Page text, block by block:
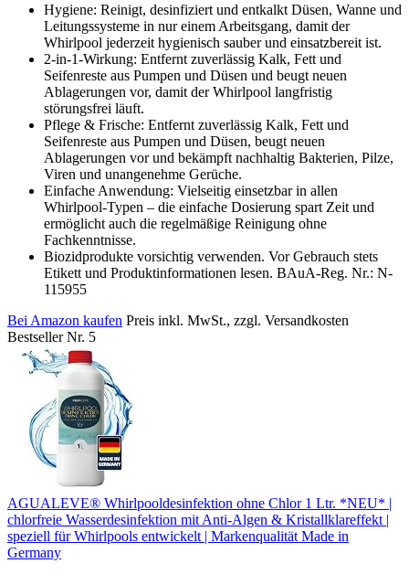
Hygiene: Reinigt, desinfiziert und entkalkt Düsen, Wanne und
Leitungssysteme in nur einem Arbeitsgang, damit der
Whirlpool jederzeit hygienisch sauber und einsatzbereit ist.
2-in-1-Wirkung: Entfernt zuverlässig Kalk, Fett und
Seifenreste aus Pumpen und Düsen und beugt neuen
Ablagerungen vor, damit der Whirlpool langfristig
störungsfrei läuft.
Pflege & Frische: Entfernt zuverlässig Kalk, Fett und
Seifenreste aus Pumpen und Düsen, beugt neuen
Ablagerungen vor und bekämpft nachhaltig Bakterien, Pilze,
Viren und unangenehme Gerüche.
Einfache Anwendung: Vielseitig einsetzbar in allen
Whirlpool-Typen – die einfache Dosierung spart Zeit und
ermöglicht auch die regelmäßige Reinigung ohne
Fachkenntnisse.
Biozidprodukte vorsichtig verwenden. Vor Gebrauch stets
Etikett und Produktinformationen lesen. BAuA-Reg. Nr.: N-
115955
Bei Amazon kaufen Preis inkl. MwSt., zzgl. Versandkosten
Bestseller Nr. 5
AGUALEVE® Whirlpooldesinfektion ohne Chlor 1 Ltr. *NEU* |
chlorfreie Wasserdesinfektion mit Anti-Algen & Kristallklareffekt |
speziell für Whirlpools entwickelt | Markenqualität Made in
Germany